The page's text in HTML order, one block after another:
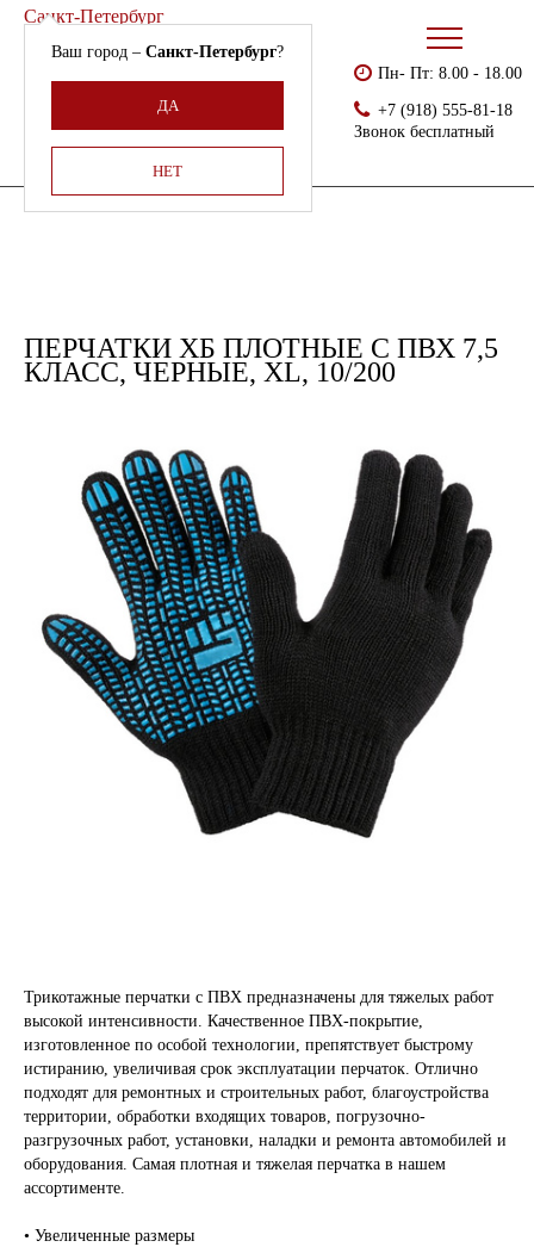
Санкт-Петербург
Ваш город –Санкт-Петербург?
ДА
НЕТ
Армения, Молдавия,
Пн- Пт: 8.00 - 18.00
+7 (918) 555-81-18
Звонок бесплатный
Перчатки ХБ с ПВХ
Перчатки хб плотные с ПВХ 7,5 класс, черные, XL, 10/200
ПЕРЧАТКИ ХБ ПЛОТНЫЕ С ПВХ 7,5
КЛАСС, ЧЕРНЫЕ, XL, 10/200
Трикотажные перчатки с ПВХ предназначены для тяжелых работ
высокой интенсивности. Качественное ПВХ-покрытие,
изготовленное по особой технологии, препятствует быстрому
истиранию, увеличивая срок эксплуатации перчаток. Отлично
подходят для ремонтных и строительных работ, благоустройства
территории, обработки входящих товаров, погрузочно-
разгрузочных работ, установки, наладки и ремонта автомобилей и
оборудования. Самая плотная и тяжелая перчатка в нашем
ассортименте.
• Увеличенные размеры